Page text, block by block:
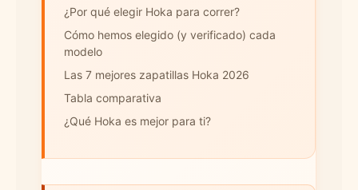
¿Por qué elegir Hoka para correr?
Cómo hemos elegido (y verificado) cada
modelo
Las 7 mejores zapatillas Hoka 2026
Tabla comparativa
¿Qué Hoka es mejor para ti?